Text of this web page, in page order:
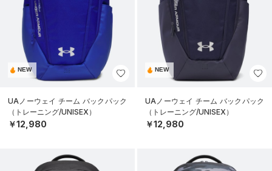
NEW
UAノーウェイ チーム バックパック
（トレーニング/UNISEX）
￥12,980
NEW
UAノーウェイ チーム バックパック
（トレーニング/UNISEX）
￥12,980